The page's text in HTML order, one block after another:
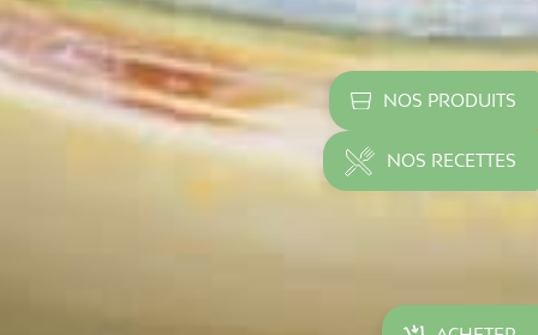
NOS PRODUITS
NOS RECETTES